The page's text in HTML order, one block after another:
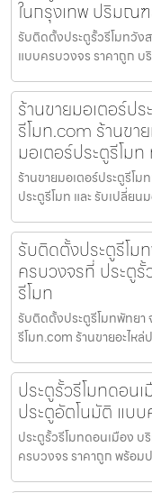
ในกรุงเทพ ปริมณ
รับติดตั้งประตูรั้วรีโมทวั
แบบครบวงจร ราคาถูก บ
ร้านขายมอเตอร์ป
รีโมท.com ร้านขา
มอเตอร์ประตูรีโม
ร้านขายมอเตอร์ประตูรีโ
ประตูรีโมท และ รับเปลี่ย
รับติดตั้งประตูรีโม
ครบวงจรที่ ประตูรั้
รีโมท
รับติดตั้งประตูรีโมทพัทยา
รีโมท.com ร้านขายอะไห
ประตูรั้วรีโมทดอน
ประตูอัตโนมัติ แบ
ประตูรั้วรีโมทดอนเมือง
ครบวงจร ราคาถูก พร้อม